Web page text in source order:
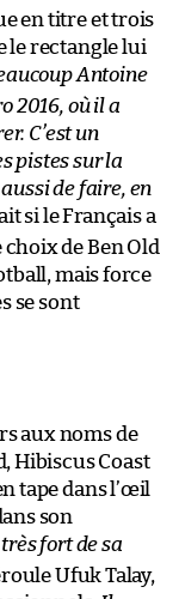
en titre et trois
le rectangle lui
Antoine
2016, où il a
C’est un
pistes sur la
aussi de faire, en
si le Français a
de Ben Old
mais force
se sont
aux noms de
Hibiscus Coast
tape dans l’œil
son
fort de sa
Ufuk Talay,